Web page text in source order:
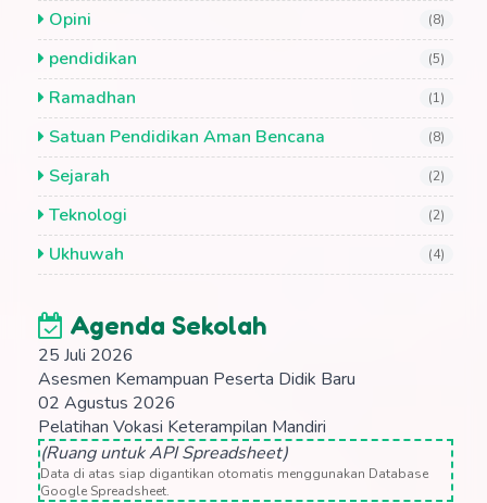
Opini (8)
pendidikan (5)
Ramadhan (1)
Satuan Pendidikan Aman Bencana (8)
Sejarah (2)
Teknologi (2)
Ukhuwah (4)
Agenda Sekolah
25 Juli 2026
Asesmen Kemampuan Peserta Didik Baru
02 Agustus 2026
Pelatihan Vokasi Keterampilan Mandiri
(Ruang untuk API Spreadsheet)
Data di atas siap digantikan otomatis menggunakan Database
Google Spreadsheet.